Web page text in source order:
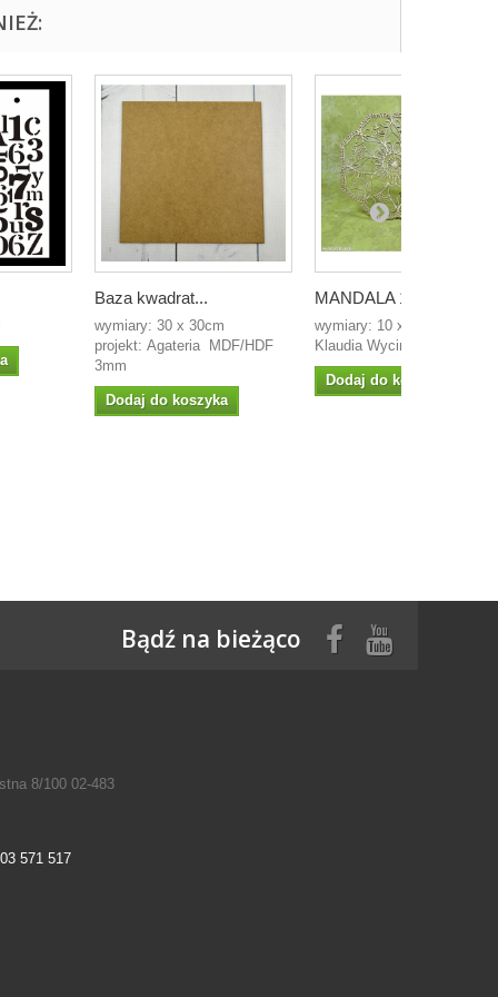
Baza kwadrat...
wymiary: 30 x 30cm
projekt: Agateria MDF/HDF
3mm
Dodaj do koszyka
MANDALA 1
wymiary: 10 x 10cm projekt:
Klaudia Wycinanka z...
Dodaj do koszyka
Bądź na bieżąco
8/100 02-483
571 517